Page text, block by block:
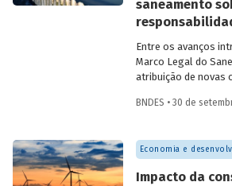
saneamento
Entre os avanços
Marco Legal do
atribuição de novas
Básico (ANA) para
desafios desse
de superá-los.
BNDES • 30 de
Economia e
Impacto da